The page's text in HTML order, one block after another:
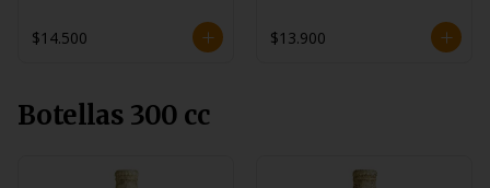
$14.500 $13.900
Botellas 300 cc